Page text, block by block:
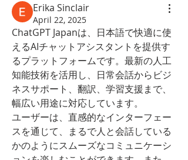
Erika Sinclair
April 22, 2025
ChatGPT Japanは、日本語で快適に使
えるAIチャットアシスタントを提供す
るプラットフォームです。最新の人工
知能技術を活用し、日常会話からビジ
ネスサポート、翻訳、学習支援まで、
幅広い用途に対応しています。
ユーザーは、直感的なインターフェー
スを通じて、まるで人と会話している
かのようにスムーズなコミュニケーシ